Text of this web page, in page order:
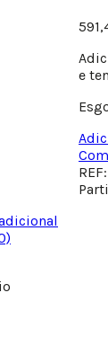
e
REF: